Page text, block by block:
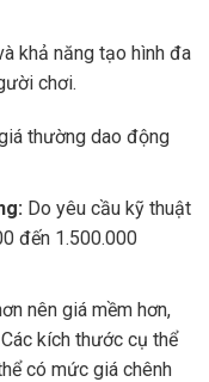
khả năng tạo hình đa
chơi.
thường dao động
Do yêu cầu kỹ thuật
đến 1.500.000
nên giá mềm hơn,
kích thước cụ thể
có mức giá chênh